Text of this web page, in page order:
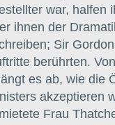
war, halfen
ihnen der
Sir
berührten.
es ab, wie die
akzeptieren
Frau